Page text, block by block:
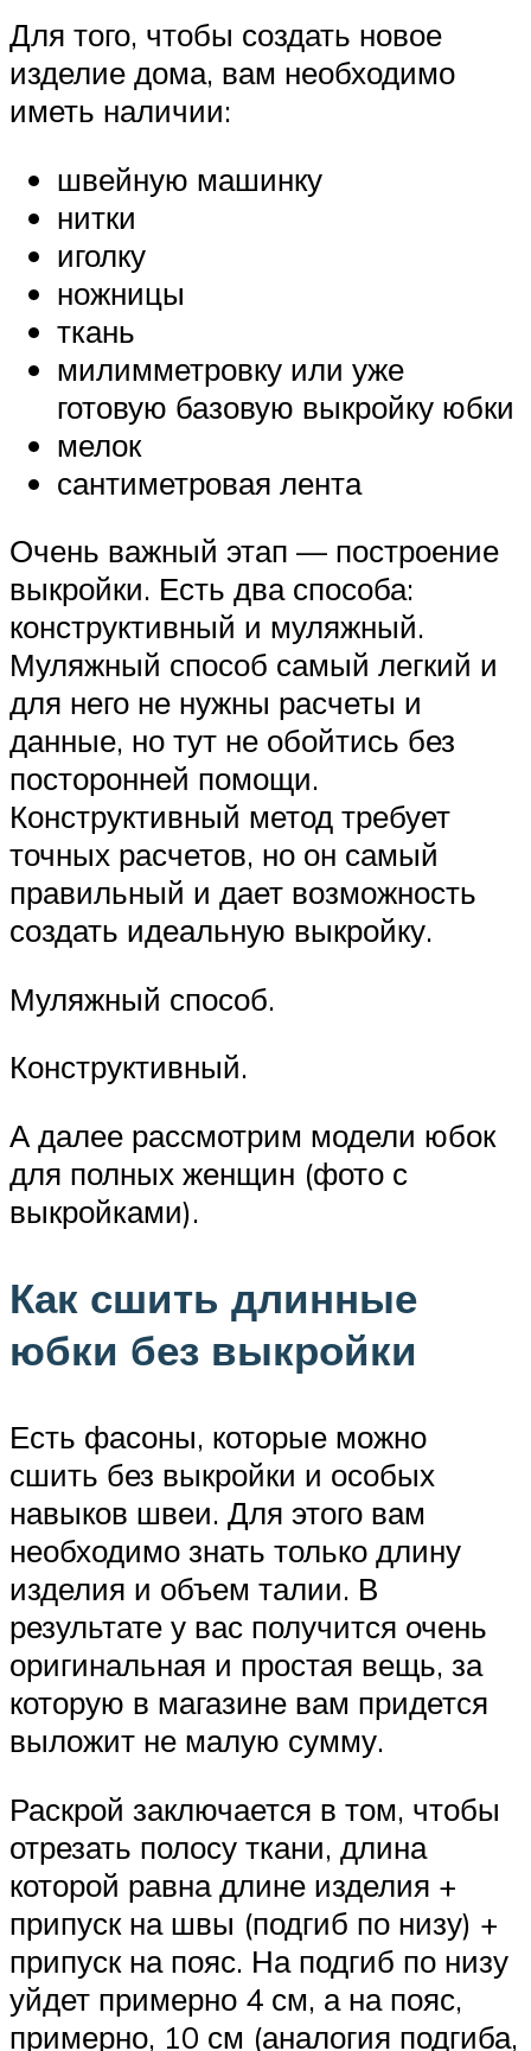
Для того, чтобы создать новое
изделие дома, вам необходимо
иметь наличии:
швейную машинку
нитки
иголку
ножницы
ткань
милимметровку или уже
готовую базовую выкройку юбки
мелок
сантиметровая лента
Очень важный этап — построение
выкройки. Есть два способа:
конструктивный и муляжный.
Муляжный способ самый легкий и
для него не нужны расчеты и
данные, но тут не обойтись без
посторонней помощи.
Конструктивный метод требует
точных расчетов, но он самый
правильный и дает возможность
создать идеальную выкройку.
Муляжный способ.
Конструктивный.
А далее рассмотрим модели юбок
для полных женщин (фото с
выкройками).
Как сшить длинные
юбки без выкройки
Есть фасоны, которые можно
сшить без выкройки и особых
навыков швеи. Для этого вам
необходимо знать только длину
изделия и объем талии. В
результате у вас получится очень
оригинальная и простая вещь, за
которую в магазине вам придется
выложит не малую сумму.
Раскрой заключается в том, чтобы
отрезать полосу ткани, длина
которой равна длине изделия +
припуск на швы (подгиб по низу) +
припуск на пояс. На подгиб по низу
уйдет примерно 4 см, а на пояс,
примерно, 10 см (аналогия подгиба,